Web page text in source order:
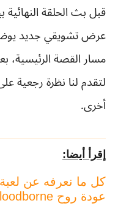
قبل بث الحلقة
عرض تشويقي جديد
مسار القصة الرئيسية،
لتقدم لنا نظرة رجعية
أخرى.
إقرأ أيضا:
عودة روح Bloodborne